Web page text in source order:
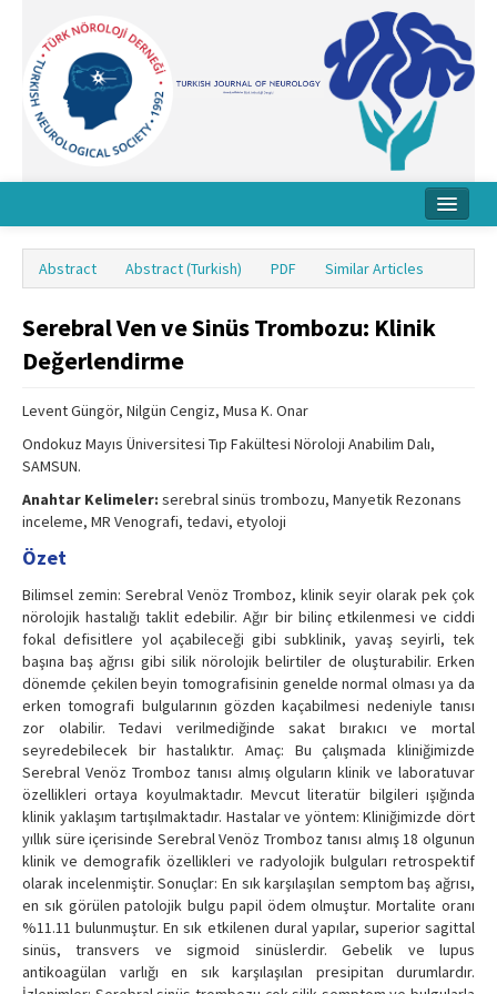
About Journal
Board
Instructions
Archive
Contact Us
Abstract Abstract (Turkish) PDF Similar Articles
Serebral Ven ve Sinüs Trombozu: Klinik
Değerlendirme
Levent Güngör, Nilgün Cengiz, Musa K. Onar
Ondokuz Mayıs Üniversitesi Tıp Fakültesi Nöroloji Anabilim Dalı,
SAMSUN.
Anahtar Kelimeler: serebral sinüs trombozu, Manyetik Rezonans
inceleme, MR Venografi, tedavi, etyoloji
Özet
Bilimsel zemin: Serebral Venöz Tromboz, klinik seyir olarak pek çok
nörolojik hastalığı taklit edebilir. Ağır bir bilinç etkilenmesi ve ciddi
fokal defisitlere yol açabileceği gibi subklinik, yavaş seyirli, tek
başına baş ağrısı gibi silik nörolojik belirtiler de oluşturabilir. Erken
dönemde çekilen beyin tomografisinin genelde normal olması ya da
erken tomografi bulgularının gözden kaçabilmesi nedeniyle tanısı
zor olabilir. Tedavi verilmediğinde sakat bırakıcı ve mortal
seyredebilecek bir hastalıktır. Amaç: Bu çalışmada kliniğimizde
Serebral Venöz Tromboz tanısı almış olguların klinik ve laboratuvar
özellikleri ortaya koyulmaktadır. Mevcut literatür bilgileri ışığında
klinik yaklaşım tartışılmaktadır. Hastalar ve yöntem: Kliniğimizde dört
yıllık süre içerisinde Serebral Venöz Tromboz tanısı almış 18 olgunun
klinik ve demografik özellikleri ve radyolojik bulguları retrospektif
olarak incelenmiştir. Sonuçlar: En sık karşılaşılan semptom baş ağrısı,
en sık görülen patolojik bulgu papil ödem olmuştur. Mortalite oranı
%11.11 bulunmuştur. En sık etkilenen dural yapılar, superior sagittal
sinüs, transvers ve sigmoid sinüslerdir. Gebelik ve lupus
antikoagülan varlığı en sık karşılaşılan presipitan durumlardır.